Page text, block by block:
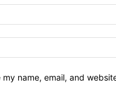
my name, email, and